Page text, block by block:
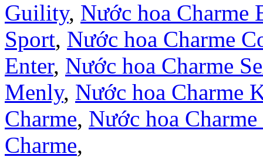
Guility, Nước hoa Charme
Sport, Nước hoa Charme
Enter, Nước hoa Charme
Menly, Nước hoa Charme
Charme, Nước hoa
Charme,